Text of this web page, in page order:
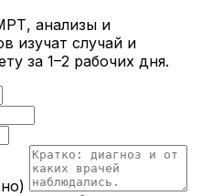
анализы и
изучат случай и
за 1–2 рабочих дня.